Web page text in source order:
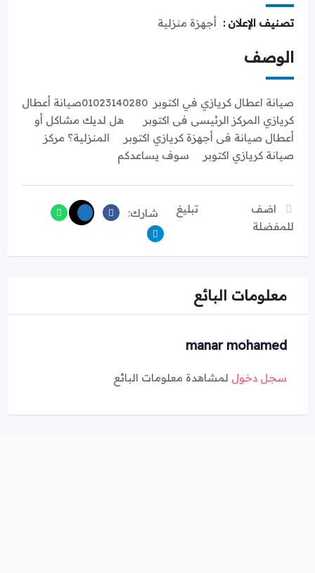
تصنيف الإعلان : أجهزة منزلية
الوصف
صيانة اعطال كريازي في اكتوبر 01023140280صيانة أعطال
كريازي المركز الرئيسى فى اكتوبر هل لديك مشاكل أو
أعطال صيانة فى أجهزة كريازي اكتوبر المنزلية؟ مركز
صيانة كريازي اكتوبر سوف يساعدكم
اضف
للمفضلة
تبليغ شارك:
معلومات البائع
manar mohamed
سجل دخول لمشاهدة معلومات البائع